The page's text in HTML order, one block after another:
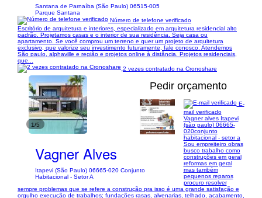
Santana de Parnaíba (São Paulo) 06515-005
Parque Santana
Número de telefone verificado
Escritório de arquitetura e interiores, especializado em arquitetura residencial alto
padrão. Projetamos casas e o interior de sua residência. Seja casa ou
apartamento. Se você comprou um terreno e quer um projeto de arquitetura
exclusivo, que valorize seu investimento futuramente, fale conosco. Atendemos
São paulo, alphaville e região e projetos online à distância. Projetos residenciais,
que...
2 vezes contratado na Cronoshare
1/5
Pedir orçamento
Vagner Alves
Itapevi (São Paulo) 06665-020 Conjunto
Habitacional - Setor A
E-
mail verificado
Vagner alves Itapevi
(são paulo) 06665-
020conjunto
habitacional - setor a
Sou empreiteiro obras
busco trabalho como
construções em geral
reformas em geral
mas também
pequenos reparos
procuro resolver
sempre problemas que se refere a construção pra isso é uma grande satisfação e
orgulho execução de trabalhos; fundações rasas, alvenarias, telhado, acabamento,